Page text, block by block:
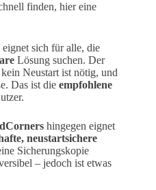
finden, hier eine
eignet sich für alle, die
Lösung suchen. Der
Neustart ist nötig, und
Das ist die empfohlene
hingegen eignet
neustartsichere
Sicherungskopie
– jedoch ist etwas